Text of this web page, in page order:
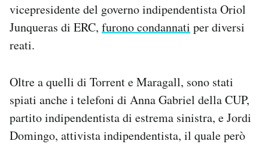
vicepresidente del governo indipendentista Oriol
Junqueras di ERC, furono condannati per diversi
reati.
Oltre a quelli di Torrent e Maragall, sono stati
spiati anche i telefoni di Anna Gabriel della CUP,
partito indipendentista di estrema sinistra, e Jordi
Domingo, attivista indipendentista, il quale però